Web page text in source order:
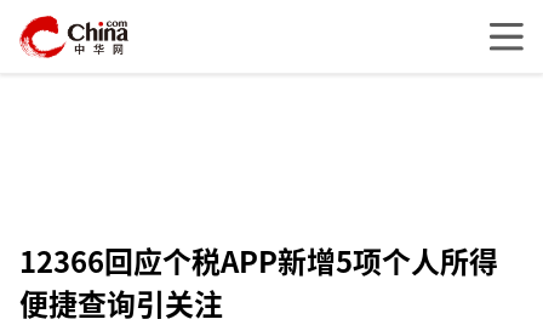
12366回应个税APP新增5项个人所得
便捷查询引关注